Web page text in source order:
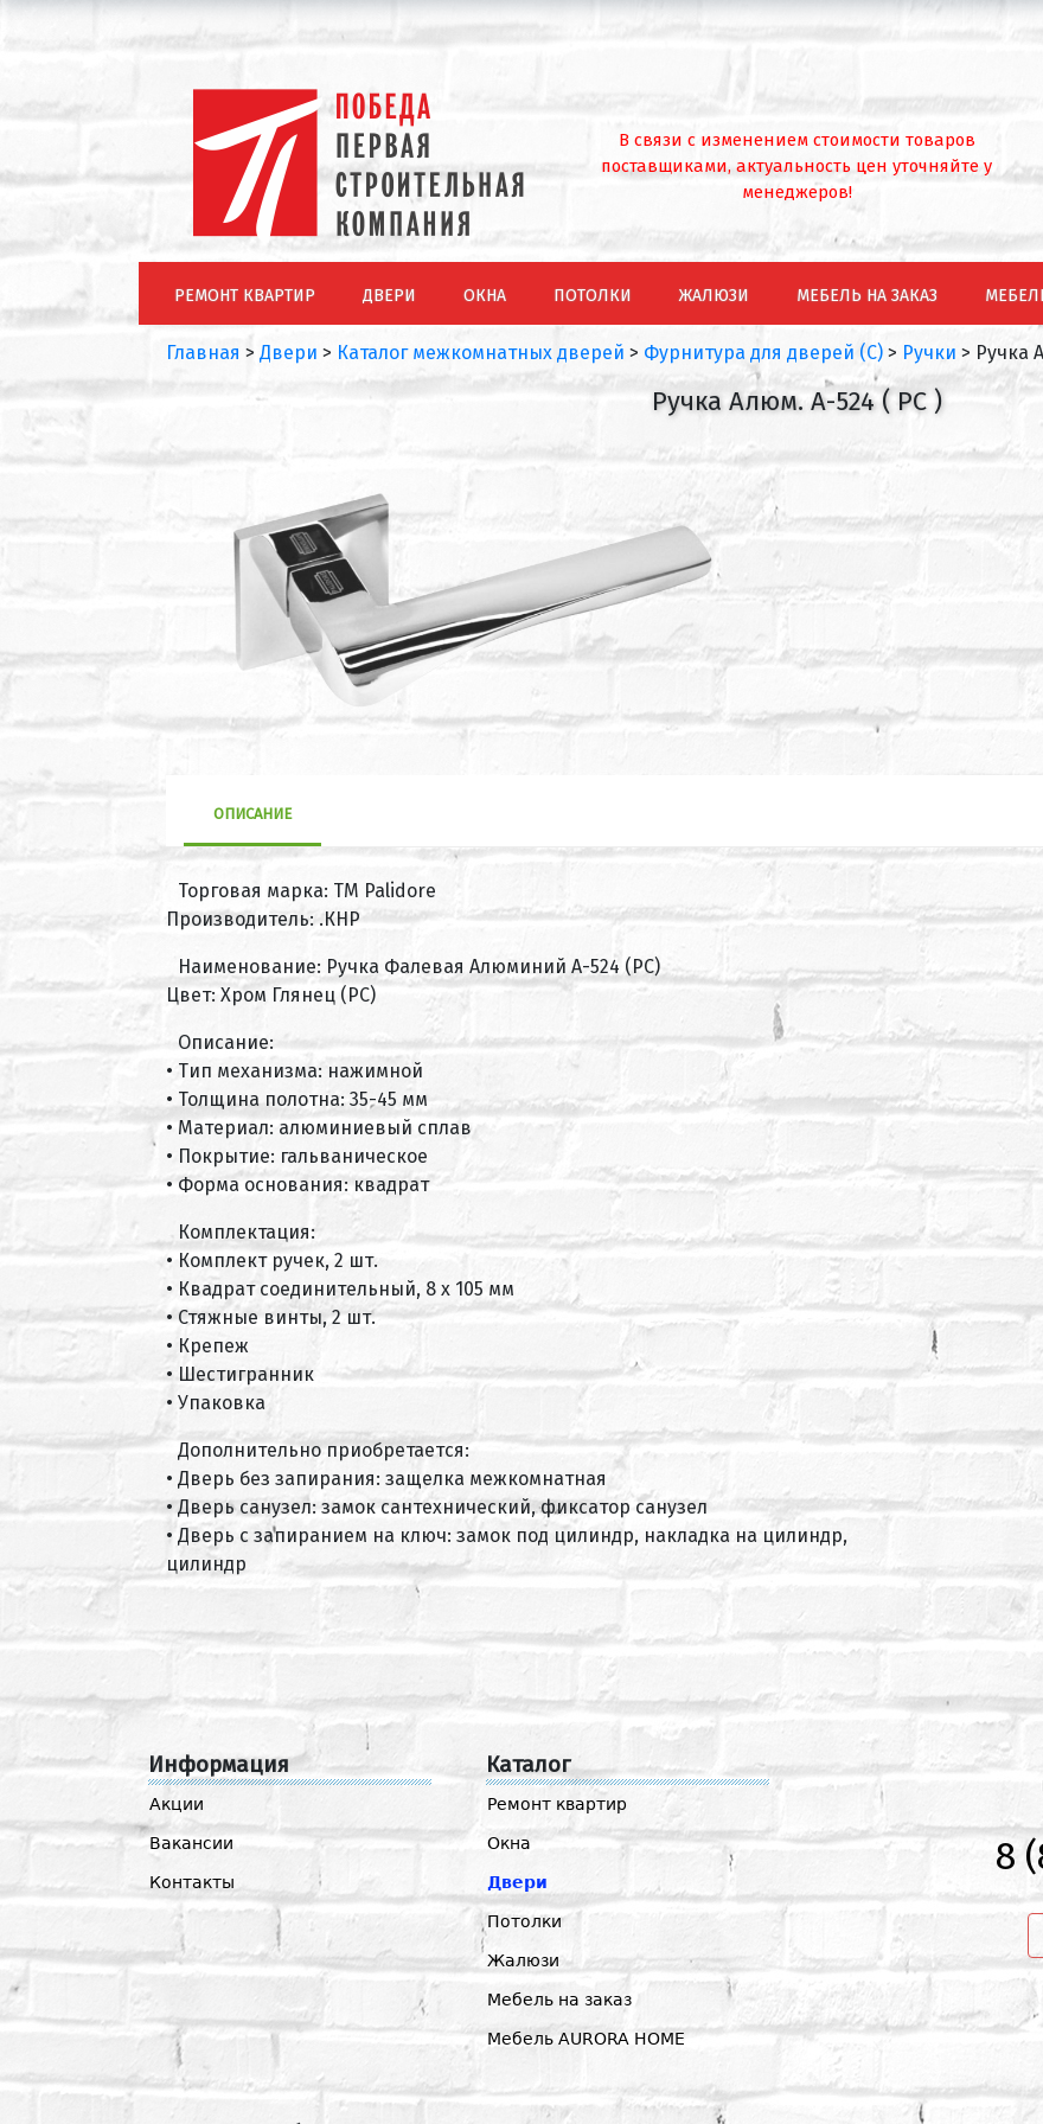
В связи с изменением стоимости товаров
поставщиками, актуальность цен уточняйте у
менеджеров!
РЕМОНТ КВАРТИР ДВЕРИ ОКНА ПОТОЛКИ ЖАЛЮЗИ МЕБЕЛЬ НА ЗАКАЗ
Главная > Двери > Каталог межкомнатных дверей > Фурнитура для дверей (С) > Ручки > Ручка
Ручка Алюм. А-524 ( PC )
ОПИСАНИЕ
Торговая марка: ТМ Palidore
Производитель: .КНР
Наименование: Ручка Фалевая Алюминий А-524 (PC)
Цвет: Хром Глянец (PC)
Описание:
• Тип механизма: нажимной
• Толщина полотна: 35-45 мм
• Материал: алюминиевый сплав
• Покрытие: гальваническое
• Форма основания: квадрат
Комплектация:
• Комплект ручек, 2 шт.
• Квадрат соединительный, 8 х 105 мм
• Стяжные винты, 2 шт.
• Крепеж
• Шестигранник
• Упаковка
Дополнительно приобретается:
• Дверь без запирания: защелка межкомнатная
• Дверь санузел: замок сантехнический, фиксатор санузел
• Дверь с запиранием на ключ: замок под цилиндр, накладка на цилиндр,
цилиндр
Информация
Акции
Вакансии
Контакты
Каталог
Ремонт квартир
Окна
Двери
Потолки
Жалюзи
Мебель на заказ
Мебель AURORA HOME
8